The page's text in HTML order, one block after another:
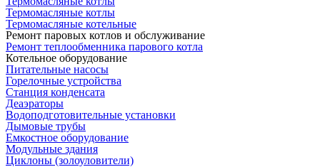
Термомасляные котлы
Термомасляные котельные
Ремонт паровых котлов и обслуживание
Ремонт теплообменника парового котла
Котельное оборудование
Питательные насосы
Горелочные устройства
Станция конденсата
Деаэраторы
Водоподготовительные установки
Дымовые трубы
Емкостное оборудование
Mодульные здания
Циклоны (золоуловители)